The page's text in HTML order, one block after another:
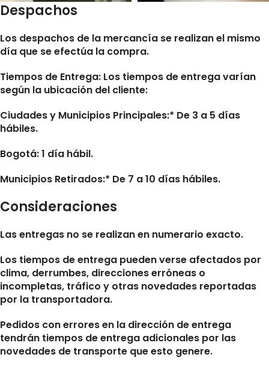
Despachos
Los despachos de la mercancía se realizan el mismo
día que se efectúa la compra.
Tiempos de Entrega: Los tiempos de entrega varían
según la ubicación del cliente:
Ciudades y Municipios Principales:* De 3 a 5 días
hábiles.
Bogotá: 1 día hábil.
Municipios Retirados:* De 7 a 10 días hábiles.
Consideraciones
Las entregas no se realizan en numerario exacto.
Los tiempos de entrega pueden verse afectados por
clima, derrumbes, direcciones erróneas o
incompletas, tráfico y otras novedades reportadas
por la transportadora.
Pedidos con errores en la dirección de entrega
tendrán tiempos de entrega adicionales por las
novedades de transporte que esto genere.